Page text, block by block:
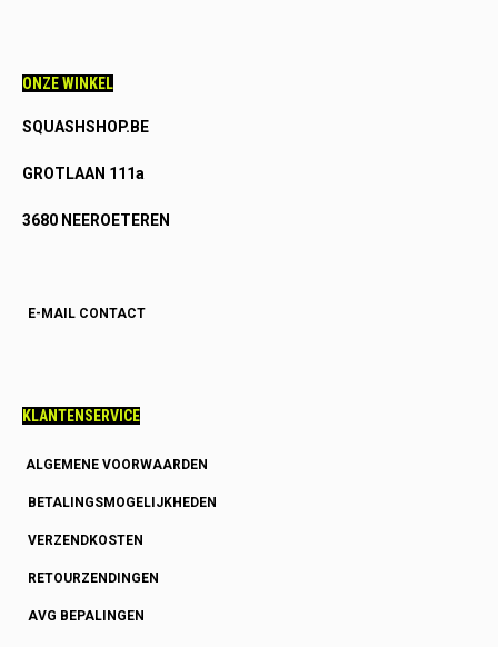
ONZE WINKEL
SQUASHSHOP.BE
GROTLAAN 111a
3680 NEEROETEREN
E-MAIL CONTACT
KLANTENSERVICE
ALGEMENE VOORWAARDEN
BETALINGSMOGELIJKHEDEN
VERZENDKOSTEN
RETOURZENDINGEN
AVG BEPALINGEN